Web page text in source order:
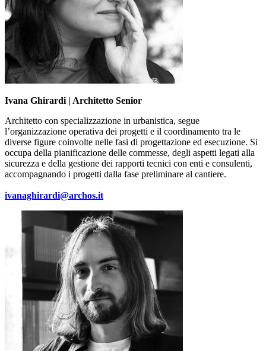
Ivana Ghirardi | Architetto Senior
Architetto con specializzazione in urbanistica, segue
l’organizzazione operativa dei progetti e il coordinamento tra le
diverse figure coinvolte nelle fasi di progettazione ed esecuzione. Si
occupa della pianificazione delle commesse, degli aspetti legati alla
sicurezza e della gestione dei rapporti tecnici con enti e consulenti,
accompagnando i progetti dalla fase preliminare al cantiere.
ivanaghirardi@archos.it